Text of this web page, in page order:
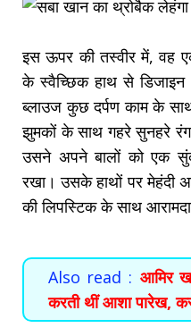
इस ऊपर की तस्वीर में, वह
के स्वैच्छिक हाथ से
ब्लाउज कुछ दर्पण काम के
झुमकों के साथ गहरे सुनहरे रंग
उसने अपने बालों को एक
रखा। उसके हाथों पर मेहंदी
की लिपस्टिक के साथ
Also read : आमिर
करती थीं आशा पारेख,